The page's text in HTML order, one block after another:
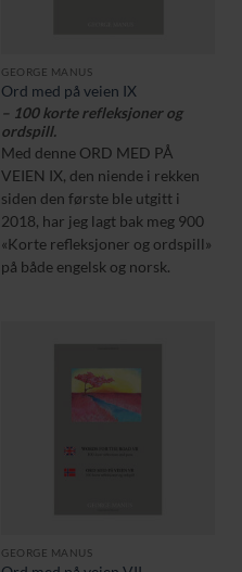
GEORGE MANUS
Ord med på veien IX
– 100 korte refleksjoner og
ordspill.
Med denne ORD MED PÅ
VEIEN IX, den niende i rekken
siden den første ble utgitt i
2018, har jeg lagt bak meg 900
«Korte refleksjoner og ordspill»
på både engelsk og norsk.
GEORGE MANUS